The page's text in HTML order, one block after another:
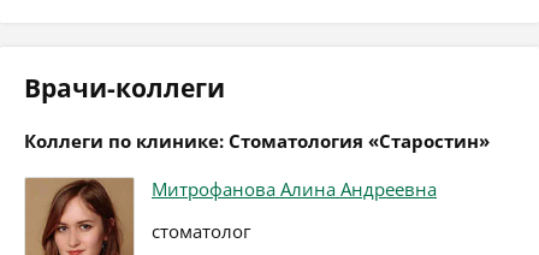
Врачи-коллеги
Коллеги по клинике: Стоматология «Старостин»
Митрофанова Алина Андреевна
стоматолог